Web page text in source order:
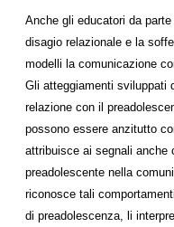
Anche gli educatori da
disagio relazionale e la
modelli la comunicazione
Gli atteggiamenti sviluppati
relazione con il
possono essere anzitutto
attribuisce ai segnali anche
preadolescente nella
riconosce tali
di preadolescenza, li